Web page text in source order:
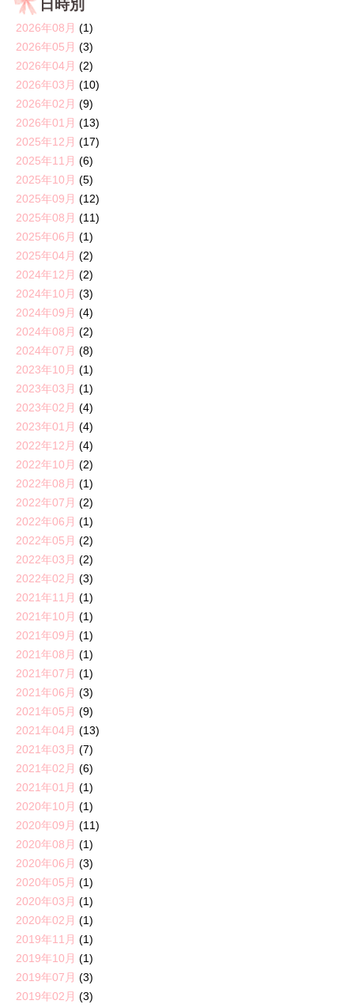
日時別
2026年08月 (1)
2026年05月 (3)
2026年04月 (2)
2026年03月 (10)
2026年02月 (9)
2026年01月 (13)
2025年12月 (17)
2025年11月 (6)
2025年10月 (5)
2025年09月 (12)
2025年08月 (11)
2025年06月 (1)
2025年04月 (2)
2024年12月 (2)
2024年10月 (3)
2024年09月 (4)
2024年08月 (2)
2024年07月 (8)
2023年10月 (1)
2023年03月 (1)
2023年02月 (4)
2023年01月 (4)
2022年12月 (4)
2022年10月 (2)
2022年08月 (1)
2022年07月 (2)
2022年06月 (1)
2022年05月 (2)
2022年03月 (2)
2022年02月 (3)
2021年11月 (1)
2021年10月 (1)
2021年09月 (1)
2021年08月 (1)
2021年07月 (1)
2021年06月 (3)
2021年05月 (9)
2021年04月 (13)
2021年03月 (7)
2021年02月 (6)
2021年01月 (1)
2020年10月 (1)
2020年09月 (11)
2020年08月 (1)
2020年06月 (3)
2020年05月 (1)
2020年03月 (1)
2020年02月 (1)
2019年11月 (1)
2019年10月 (1)
2019年07月 (3)
2019年02月 (3)